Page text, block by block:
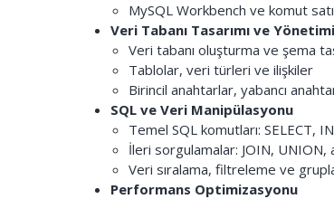
MySQL Workbench ve komut
Veri Tabanı Tasarımı ve Yönetimi
Veri tabanı oluşturma ve şema
Tablolar, veri türleri ve ilişkiler
Birincil anahtarlar, yabancı
SQL ve Veri Manipülasyonu
Temel SQL komutları: SELECT,
İleri sorgulamalar: JOIN, UNION,
Veri sıralama, filtreleme ve
Performans Optimizasyonu